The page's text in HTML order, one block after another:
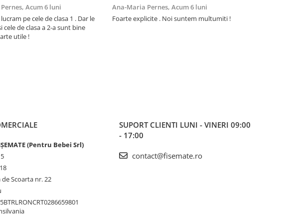
Acum 6 luni
pe cele de clasa 1 . Dar le
cele de clasa a 2-a sunt bine
utile !
Ana-Maria Pernes, Acum 6 luni
Foarte explicite . Noi suntem multumiti !
(Pentru Bebei Srl)
Scoarta nr. 22
SUPORT CLIENTI LUNI - VINERI 09:00
- 17:00
contact@fisemate.ro